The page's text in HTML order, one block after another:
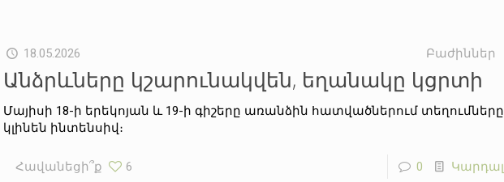
18.05.2026 Բաժիններ
Անձրևները կշարունակվեն, եղանակը կցրտի
Մայիսի 18-ի երեկոյան և 19-ի գիշերը առանձին հատվածներում տեղումները
կլինեն ինտենսիվ։
Հավանեցի՞ք 6 0 Կարդալ